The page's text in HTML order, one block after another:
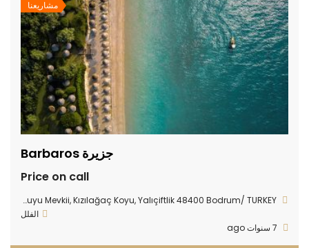
مشاريعنا
جزيرة Barbaros
Price on call
Bodrum Gerenkuyu Mevkii, Kızılağaç Koyu, Yalıçiftlik 48400 Bodrum/ TURKEY
الفلل